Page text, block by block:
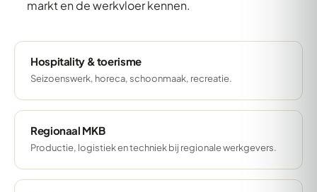
markt en de werkvloer kennen.
Hospitality & toerisme
Seizoenswerk, horeca, schoonmaak, recreatie.
Regionaal MKB
Productie, logistiek en techniek bij regionale werkgevers.